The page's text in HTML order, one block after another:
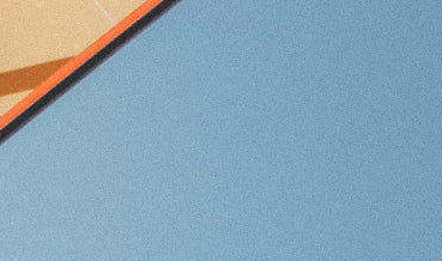
RECHERCHES POPULAIRES
Skis freeride Equipement